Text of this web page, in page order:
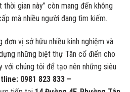
gian này” còn mang đến không
mà nhiều người đang tìm kiếm.
vị sở hữu nhiều kinh nghiệm và
những biệt thự Tân cổ điển cho
với chúng tôi để tạo nên những siêu
0981 823 833 –